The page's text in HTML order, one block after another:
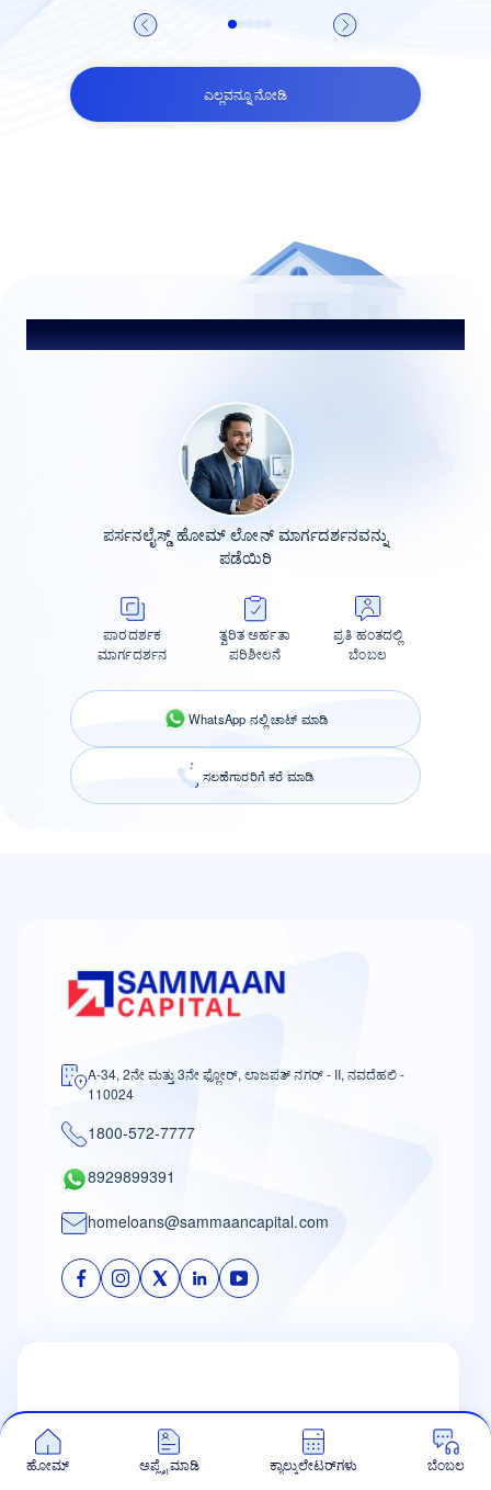
ಎಲ್ಲವನ್ನೂ ನೋಡಿ
ಹೆಡಿಂಗ್
ಪರ್ಸನಲೈಸ್ಡ್ ಹೋಮ್ ಲೋನ್ ಮಾರ್ಗದರ್ಶನವನ್ನು
ಪಡೆಯಿರಿ
ಪಾರದರ್ಶಕ
ಮಾರ್ಗದರ್ಶನ
ತ್ವರಿತ ಅರ್ಹತಾ
ಪರಿಶೀಲನೆ
ಪ್ರತಿ ಹಂತದಲ್ಲಿ
ಬೆಂಬಲ
WhatsApp ನಲ್ಲಿ ಚಾಟ್ ಮಾಡಿ
ಸಲಹೆಗಾರರಿಗೆ ಕರೆ ಮಾಡಿ
A-34, 2ನೇ ಮತ್ತು 3ನೇ ಫ್ಲೋರ್, ಲಾಜಪತ್ ನಗರ್ - II, ನವದೆಹಲಿ -
110024
1800-572-7777
8929899391
homeloans@sammaancapital.com
ಹೋಮ್ ಅಪ್ಲೈ ಮಾಡಿ ಕ್ಯಾಲ್ಕುಲೇಟರ್‌ಗಳು ಬೆಂಬಲ